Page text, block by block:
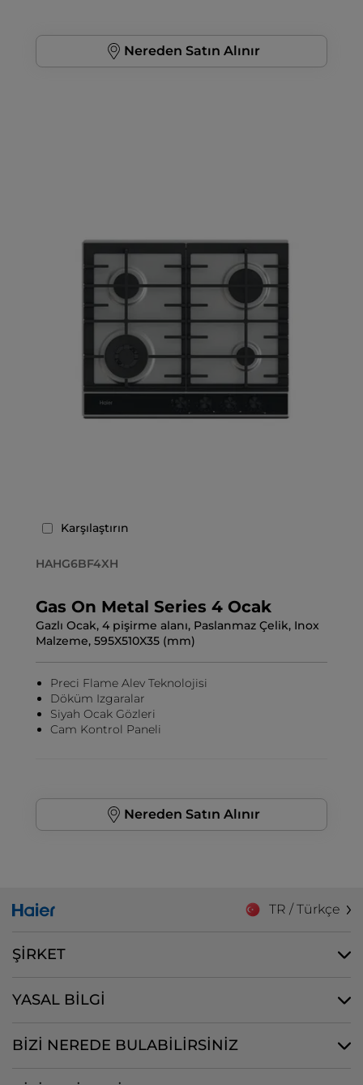
Nereden Satın Alınır
Karşılaştırın
HAHG6BF4XH
Gas On Metal Series 4 Ocak
Gazlı Ocak, 4 pişirme alanı, Paslanmaz Çelik, Inox
Malzeme, 595X510X35 (mm)
Preci Flame Alev Teknolojisi
Döküm Izgaralar
Siyah Ocak Gözleri
Cam Kontrol Paneli
Nereden Satın Alınır
TR / Türkçe
ŞİRKET
YASAL BİLGİ
BİZİ NEREDE BULABİLİRSİNİZ